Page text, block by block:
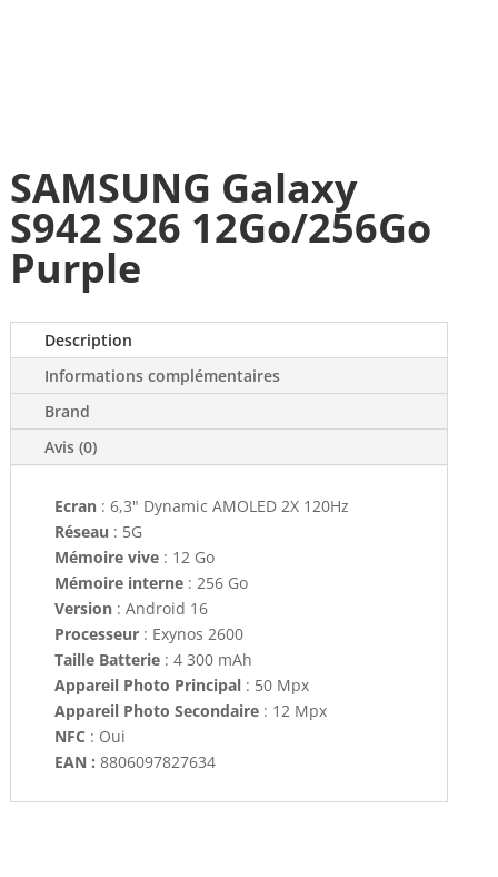
SAMSUNG Galaxy
S942 S26 12Go/256Go
Purple
Description
Informations complémentaires
Brand
Avis (0)
Ecran: 6,3" Dynamic AMOLED 2X 120Hz
Réseau : 5G
Mémoire vive: 12 Go
Mémoire interne: 256 Go
Version: Android 16
Processeur: Exynos 2600
Taille Batterie: 4 300 mAh
Appareil Photo Principal: 50 Mpx
Appareil Photo Secondaire: 12 Mpx
NFC : Oui
EAN : 8806097827634